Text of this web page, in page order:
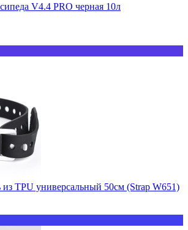
V4.4 PRO черная 10л
TPU универсальный 50см (Strap W651)